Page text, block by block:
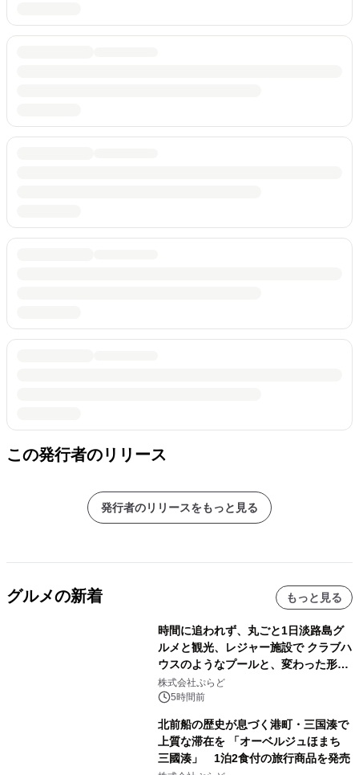
この発行者のリリース
発行者のリリースをもっと見る
グルメの新着 もっと見る
時間に追われず、丸ごと1日淡路島グ
ルメと観光、レジャー施設で クラブハ
ウスのようなプールと、変わった形の
サウナも 「THE BOXY AWAJI」のお
得な素泊まり連泊プランで
株式会社ぷらど
5時間前
北前船の歴史が息づく港町・三国湊で
上質な滞在を 「オーベルジュほまち
三國湊」 1泊2食付の旅行商品を発売